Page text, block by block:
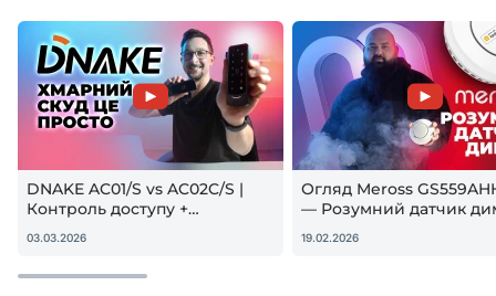
DNAKE AC01/S vs AC02C/S |
Контроль доступу +
гостьовий QR — реальна
03.03.2026
Огляд Meross
— Розумний датчик
Apple HomeKit! Чи
19.02.2026